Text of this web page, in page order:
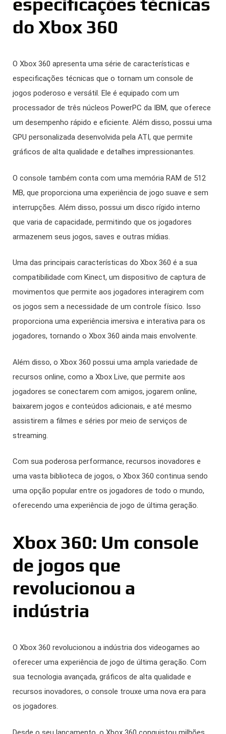
do Xbox 360
O Xbox 360 apresenta uma série de características e
especificações técnicas que o tornam um console de
jogos poderoso e versátil. Ele é equipado com um
processador de três núcleos PowerPC da IBM, que oferece
um desempenho rápido e eficiente. Além disso, possui uma
GPU personalizada desenvolvida pela ATI, que permite
gráficos de alta qualidade e detalhes impressionantes.
O console também conta com uma memória RAM de 512
MB, que proporciona uma experiência de jogo suave e sem
interrupções. Além disso, possui um disco rígido interno
que varia de capacidade, permitindo que os jogadores
armazenem seus jogos, saves e outras mídias.
Uma das principais características do Xbox 360 é a sua
compatibilidade com Kinect, um dispositivo de captura de
movimentos que permite aos jogadores interagirem com
os jogos sem a necessidade de um controle físico. Isso
proporciona uma experiência imersiva e interativa para os
jogadores, tornando o Xbox 360 ainda mais envolvente.
Além disso, o Xbox 360 possui uma ampla variedade de
recursos online, como a Xbox Live, que permite aos
jogadores se conectarem com amigos, jogarem online,
baixarem jogos e conteúdos adicionais, e até mesmo
assistirem a filmes e séries por meio de serviços de
streaming.
Com sua poderosa performance, recursos inovadores e
uma vasta biblioteca de jogos, o Xbox 360 continua sendo
uma opção popular entre os jogadores de todo o mundo,
oferecendo uma experiência de jogo de última geração.
Xbox 360: Um console
de jogos que
revolucionou a
indústria
O Xbox 360 revolucionou a indústria dos videogames ao
oferecer uma experiência de jogo de última geração. Com
sua tecnologia avançada, gráficos de alta qualidade e
recursos inovadores, o console trouxe uma nova era para
os jogadores.